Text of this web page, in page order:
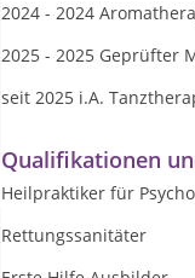
2024 - 2024
2025 - 2025 Geprüfter
seit 2025 i.A.
Qualifikationen
Heilpraktiker für
Rettungssanitäter